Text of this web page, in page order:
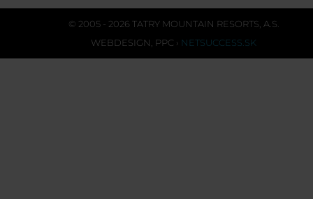
© 2005 - 2026 TATRY MOUNTAIN RESORTS, A.S.
WEBDESIGN PPC › NETSUCCESS.SK